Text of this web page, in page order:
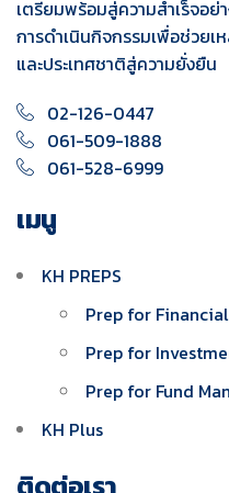
เตรียมพร้อมสู่ความสำเร็จอย่
การดำเนินกิจกรรมเพื่อช่วยเ
และประเทศชาติสู่ความยั่งยืน
02-126-0447
061-509-1888
061-528-6999
เมนู
KH PREPS
Prep for
Prep for
Prep for Fund
KH Plus